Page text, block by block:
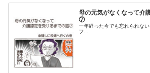
母の元気がなくなって介
⑦
一年経った今でも忘れられな
フ...